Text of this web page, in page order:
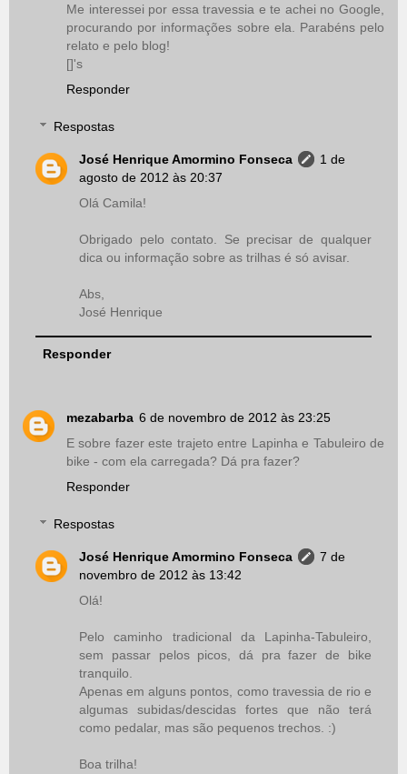
Me interessei por essa travessia e te achei no Google,
procurando por informações sobre ela. Parabéns pelo
relato e pelo blog!
[]'s
Responder
Respostas
José Henrique Amormino Fonseca
1 de
agosto de 2012 às 20:37
Olá Camila!
Obrigado pelo contato. Se precisar de qualquer
dica ou informação sobre as trilhas é só avisar.
Abs,
José Henrique
Responder
mezabarba 6 de novembro de 2012 às 23:25
E sobre fazer este trajeto entre Lapinha e Tabuleiro de
bike - com ela carregada? Dá pra fazer?
Responder
Respostas
José Henrique Amormino Fonseca
7 de
novembro de 2012 às 13:42
Olá!
Pelo caminho tradicional da Lapinha-Tabuleiro,
sem passar pelos picos, dá pra fazer de bike
tranquilo.
Apenas em alguns pontos, como travessia de rio e
algumas subidas/descidas fortes que não terá
como pedalar, mas são pequenos trechos. :)
Boa trilha!